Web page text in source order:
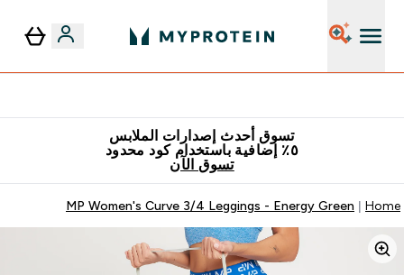
تسوق أحدث إصدارات الملابس
٥٪ إضافية باستخدام كود محدود
تسوق الآن
Home
MP Women's Curve 3/4 Leggings - Energy Green